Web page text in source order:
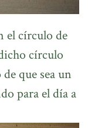
el círculo de
círculo
que sea un
para el día a